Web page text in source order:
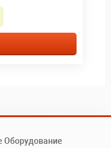
Оборудование